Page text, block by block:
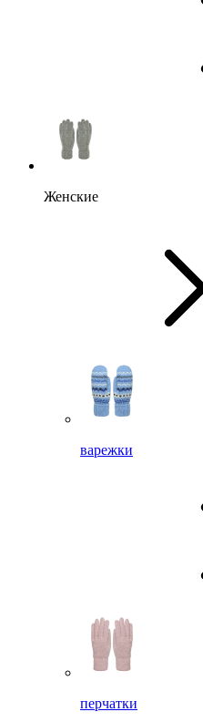
Женские
варежки
перчатки